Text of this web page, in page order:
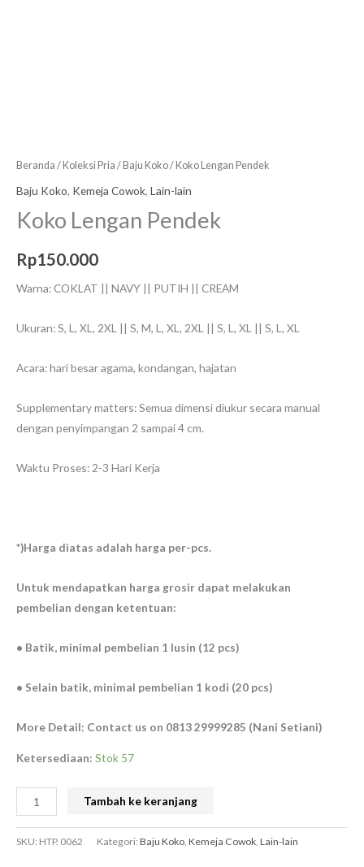
Beranda / Koleksi Pria / Baju Koko/ Koko Lengan Pendek
Baju Koko, Kemeja Cowok, Lain-lain
Koko Lengan Pendek
Rp150.000
Warna: COKLAT || NAVY || PUTIH || CREAM
Ukuran: S, L, XL, 2XL || S, M, L, XL, 2XL || S, L, XL || S, L, XL
Acara: hari besar agama, kondangan, hajatan
Supplementary matters: Semua dimensi diukur secara manual
dengan penyimpangan 2 sampai 4 cm.
Waktu Proses: 2-3 Hari Kerja
*)Harga diatas adalah harga per-pcs.
Untuk mendapatkan harga grosir dapat melakukan
pembelian dengan ketentuan:
• Batik, minimal pembelian 1 lusin (12 pcs)
• Selain batik, minimal pembelian 1 kodi (20 pcs)
More Detail: Contact us on 0813 29999285 (Nani Setiani)
Ketersediaan: Stok 57
Tambah ke keranjang
SKU: HTP. 0062 Kategori:Baju Koko, Kemeja Cowok, Lain-lain